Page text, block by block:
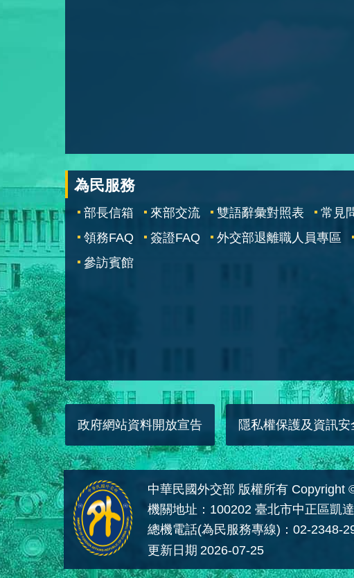
為民服務
部長信箱 來部交流 雙語辭彙對照表
常見
領務FAQ
簽證FAQ 外交部退離職人員專區
參訪賓館
政府網站資料開放宣告 隱私權保護及資訊安
中華民國外交部 版權所有 Copyright
機關地址：100202 臺北市中正區凱
總機電話(為民服務專線)：02-2348-
更新日期 2026-07-25